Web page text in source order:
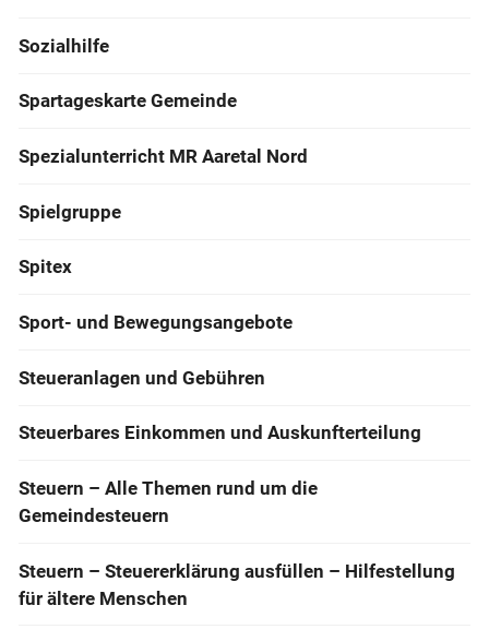
Sozialhilfe
Spartageskarte Gemeinde
Spezialunterricht MR Aaretal Nord
Spielgruppe
Spitex
Sport- und Bewegungsangebote
Steueranlagen und Gebühren
Steuerbares Einkommen und Auskunfterteilung
Steuern – Alle Themen rund um die
Gemeindesteuern
Steuern – Steuererklärung ausfüllen – Hilfestellung
für ältere Menschen